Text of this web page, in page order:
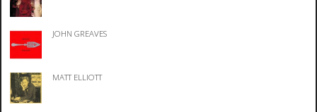
JOHN GREAVES
MATT ELLIOTT